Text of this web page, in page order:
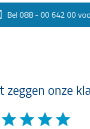
Bel 088 - 00 642 00
zeggen onze